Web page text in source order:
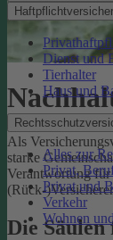
Dienst und
Tierhalter
Haus und
Alles zur
Privat,
Privat und
Verkehr
Wohnen
Als
starke
Verantwortung
(Rück-
Die